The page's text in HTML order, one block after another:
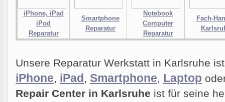
iPhone, iPad
iPod
Reparatur
Smartphone
Reparatur
Notebook
Computer
Reparatur
Fach-
Unsere Reparatur Werkstatt in Karlsruhe
iPhone, iPad, Smartphone, Laptop
Repair Center in Karlsruhe ist für seine